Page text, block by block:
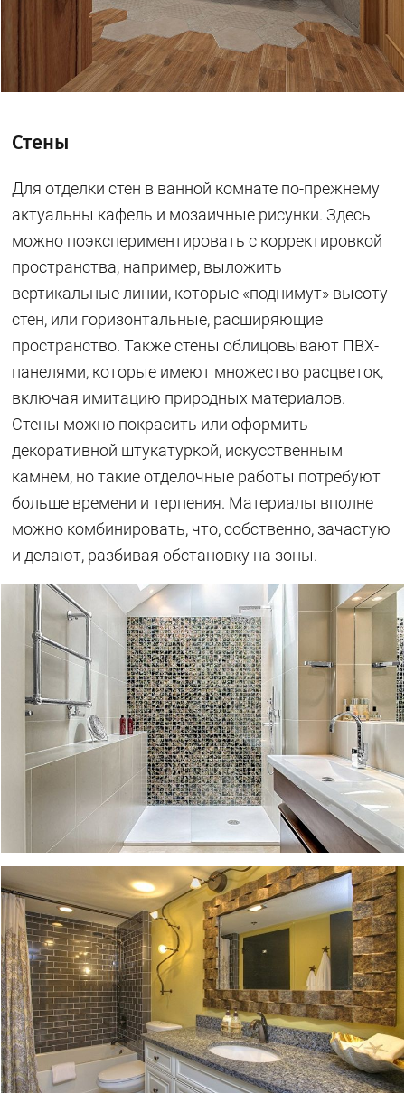
Стены
Для отделки стен в ванной комнате по-прежнему
актуальны кафель и мозаичные рисунки. Здесь
можно поэкспериментировать с корректировкой
пространства, например, выложить
вертикальные линии, которые «поднимут» высоту
стен, или горизонтальные, расширяющие
пространство. Также стены облицовывают ПВХ-
панелями, которые имеют множество расцветок,
включая имитацию природных материалов.
Стены можно покрасить или оформить
декоративной штукатуркой, искусственным
камнем, но такие отделочные работы потребуют
больше времени и терпения. Материалы вполне
можно комбинировать, что, собственно, зачастую
и делают, разбивая обстановку на зоны.